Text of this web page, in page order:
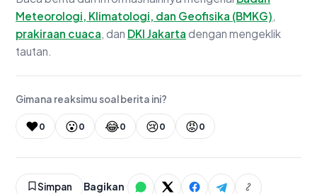
Meteorologi, Klimatologi, dan Geofisika (BMKG),
prakiraan cuaca, dan DKI Jakarta dengan mengeklik
tautan.
Gimana reaksimu soal berita ini?
❤️0 😮0 😂0 😢0 😡0
Simpan Bagikan